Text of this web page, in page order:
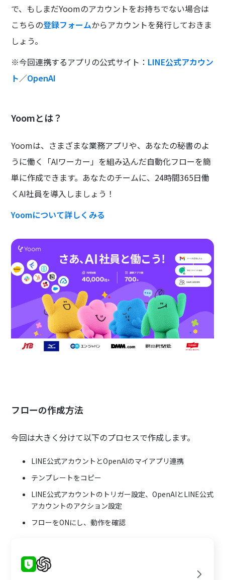
で、もしまだYoomのアカウントをお持ちでない場合は
こちらの登録フォームからアカウントを発行しておきま
しょう。
※今回連携するアプリの公式サイト： LINE公式アカウン
ト／OpenAI
Yoomとは？
Yoomは、さまざまな業務アプリや、あなたの秘書のよ
うに働く「AIワーカー」を組み込んだ自動化フローを簡
単に作成できます。あなたのチームに、24時間365日働
くAI社員を導入しましょう！
Yoomについて詳しくみる
フローの作成方法
今回は大きく分けて以下のプロセスで作成します。
LINE公式アカウントとOpenAIのマイアプリ連携
テンプレートをコピー
LINE公式アカウントのトリガー設定、OpenAIとLINE公式
アカウントのアクション設定
フローをONにし、動作を確認